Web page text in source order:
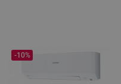
-10%